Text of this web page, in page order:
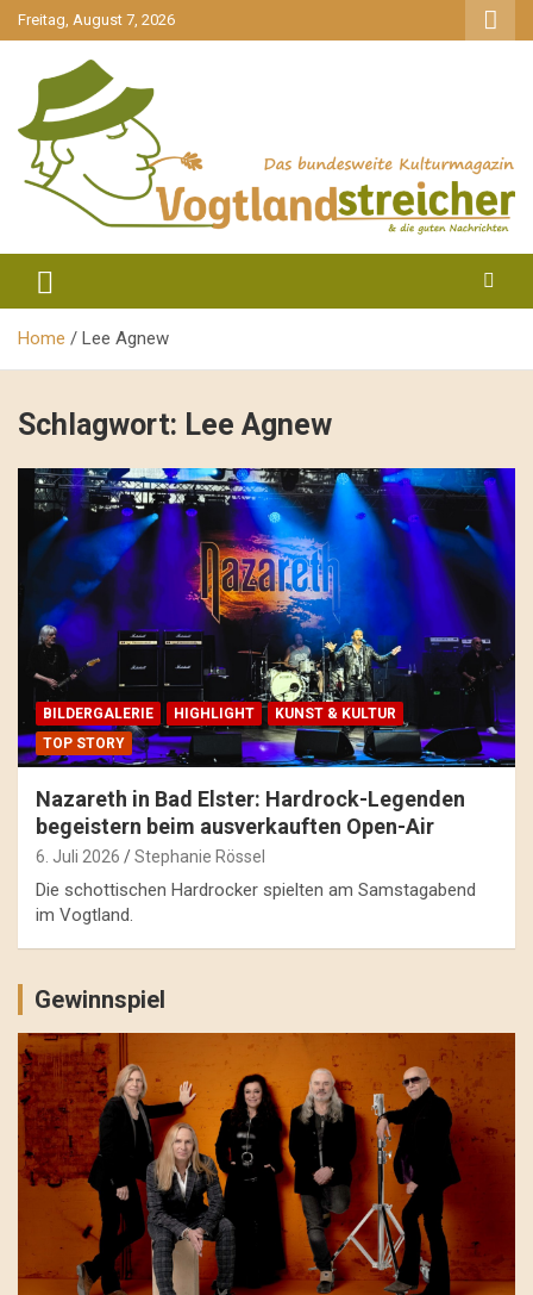
gehe
zum
Freitag, August 7, 2026
Vogtlandstreicher
Home Lee Agnew
Schlagwort: Lee Agnew
BILDERGALERIE HIGHLIGHT
KUNST & KULTUR
TOP STORY
Nazareth in Bad Elster: Hardrock-Legenden
begeistern beim ausverkauften Open-Air
6. Juli 2026 Stephanie Rössel
Die schottischen Hardrocker spielten am Samstagabend
im Vogtland.
Gewinnspiel